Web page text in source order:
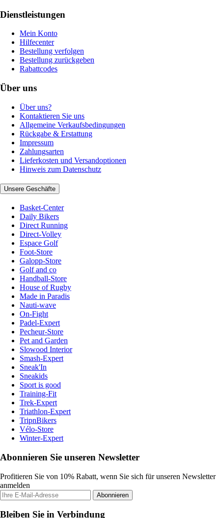
Dienstleistungen
Mein Konto
Hilfecenter
Bestellung verfolgen
Bestellung zurückgeben
Rabattcodes
Über uns
Über uns?
Kontaktieren Sie uns
Allgemeine Verkaufsbedingungen
Rückgabe & Erstattung
Impressum
Zahlungsarten
Lieferkosten und Versandoptionen
Hinweis zum Datenschutz
Unsere Geschäfte
Basket-Center
Daily Bikers
Direct Running
Direct-Volley
Espace Golf
Foot-Store
Galopp-Store
Golf and co
Handball-Store
House of Rugby
Made in Paradis
Nauti-wave
On-Fight
Padel-Expert
Pecheur-Store
Pet and Garden
Slowood Interior
Smash-Expert
Sneak'In
Sneakids
Sport is good
Training-Fit
Trek-Expert
Triathlon-Expert
TripnBikers
Vélo-Store
Winter-Expert
Abonnieren Sie unseren Newsletter
Profitieren Sie von 10% Rabatt, wenn Sie sich für unseren Newsletter
anmelden
Abonnieren
Bleiben Sie in Verbindung